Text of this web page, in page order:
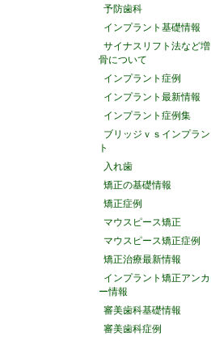
予防歯科
インプラント基礎情報
サイナスリフト法など増
骨について
インプラント症例
インプラント最新情報
インプラント症例集
ブリッジｖｓインプラン
ト
入れ歯
矯正の基礎情報
矯正症例
マウスピース矯正
マウスピース矯正症例
矯正治療最新情報
インプラント矯正アンカ
ー情報
審美歯科基礎情報
審美歯科症例